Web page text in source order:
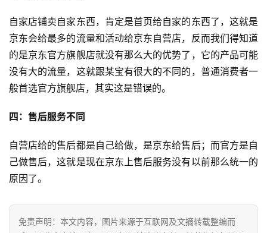
媒
营
销
跨
导
自家店铺卖自家东西，肯定是首页给自家的东西了，这就是
京东会给最多的流量和活动给京东自营店，反而我们得知道
的是京东官方旗舰店就没有那么大的优势了，它的产品可能
没有大的流量，这就跟某宝有很大的不同的，普通消费者一
般首选官方旗舰店，其实这是错误的。
四：售后服务不同
自营店给的售后都是自己给做，是京东给售后；而官方是自
己做售后，这就是现在京东上售后服务没有以前那么统一的
原因了。
免责声明：本文内容，图片来源于互联网及文摘转载整编而